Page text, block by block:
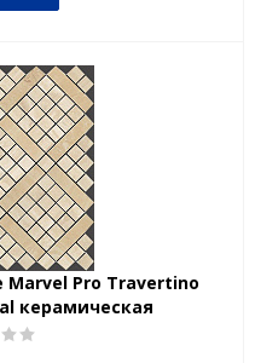
Marvel Pro Travertino
керамическая